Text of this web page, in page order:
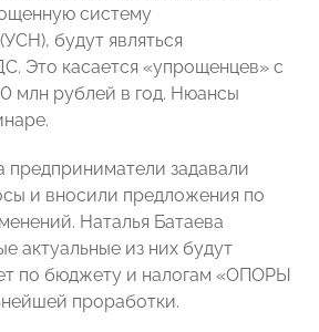
систему
будут являться
Это касается «упрощенцев» с
млн рублей в год. Нюансы
предприниматели задавали
и вносили предложения по
Наталья Батаева
актуальные из них будут
по бюджету и налогам «ОПОРЫ
проработки.